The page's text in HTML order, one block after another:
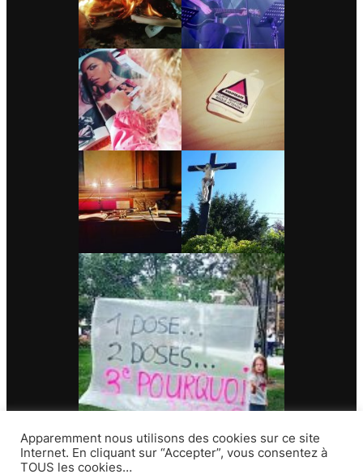
Apparemment nous utilisons des cookies sur ce site
Internet. En cliquant sur “Accepter”, vous consentez à
TOUS les cookies…